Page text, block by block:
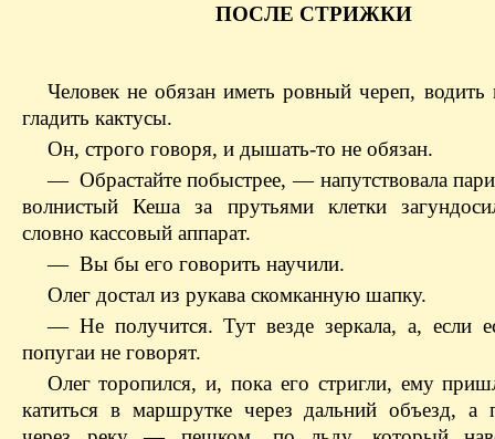
ПОСЛЕ СТРИЖКИ
Человек не обязан иметь ровный череп,
гладить кактусы.
Он, строго говоря, и дышать-то не обязан.
— Обрастайте побыстрее, — напутствовала
волнистый Кеша за прутьями клетки
словно кассовый аппарат.
— Вы бы его говорить научили.
Олег достал из рукава скомканную шапку.
— Не получится. Тут везде зеркала, а, если
попугаи не говорят.
Олег торопился, и, пока его стригли, ему
катиться в маршрутке через дальний объезд, а